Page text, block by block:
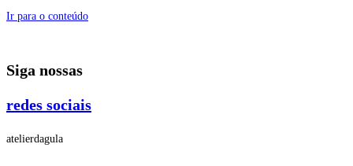
Ir para o conteúdo
Siga nossas
redes sociais
atelierdagula